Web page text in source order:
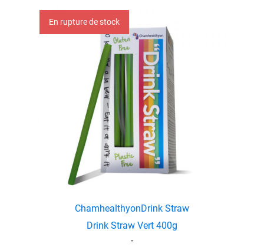
En rupture de stock
ChamhealthyonDrink Straw
Drink Straw Vert 400g
-